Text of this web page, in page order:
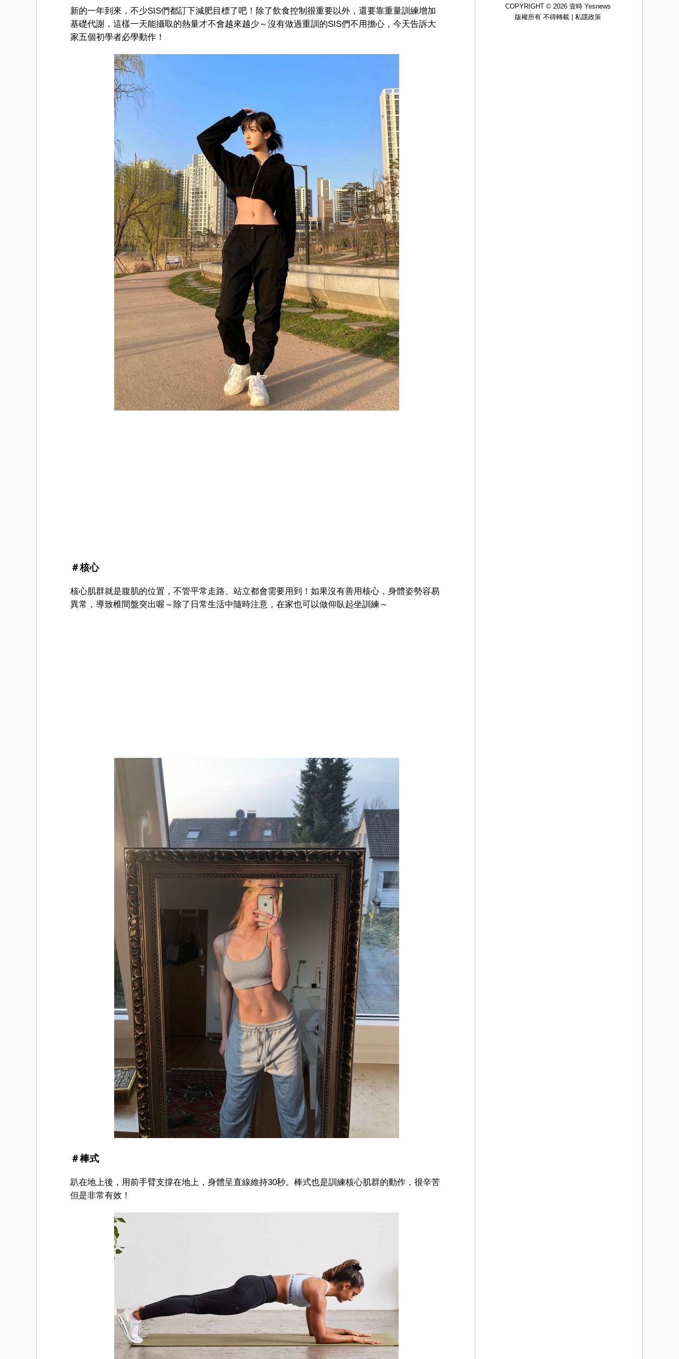
新的一年到來，不少SIS們都訂下減肥目標了吧！除了飲食控制很重要以外，還要靠重量訓練增加
基礎代謝，這樣一天能攝取的熱量才不會越來越少～沒有做過重訓的SIS們不用擔心，今天告訴大
家五個初學者必學動作！
＃核心
核心肌群就是腹肌的位置，不管平常走路、站立都會需要用到！如果沒有善用核心，身體姿勢容易
異常，導致椎間盤突出喔～除了日常生活中隨時注意，在家也可以做仰臥起坐訓練～
＃棒式
趴在地上後，用前手臂支撐在地上，身體呈直線維持30秒。棒式也是訓練核心肌群的動作，很辛苦
但是非常有效！
COPYRIGHT © 2026 壹時 Yesnews
版權所有 不得轉載 | 私隱政策